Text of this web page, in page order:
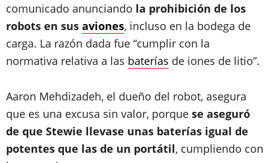
comunicado anunciando la prohibición de los
robots en sus aviones, incluso en la bodega de
carga. La razón dada fue “cumplir con la
normativa relativa a las baterías de iones de litio”.
Aaron Mehdizadeh, el dueño del robot, asegura
que es una excusa sin valor, porque se aseguró
de que Stewie llevase unas baterías igual de
potentes que las de un portátil, cumpliendo con